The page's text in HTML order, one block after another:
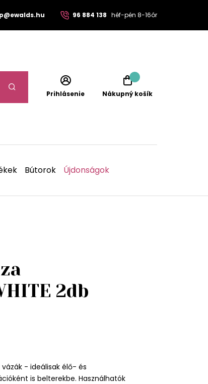
96 884 138 héf-pén 8-16ór
Prihlásenie Nákupný košík
Bútorok Újdonságok
2db
- ideálisak élő- és
is belterekbe. Használhatók